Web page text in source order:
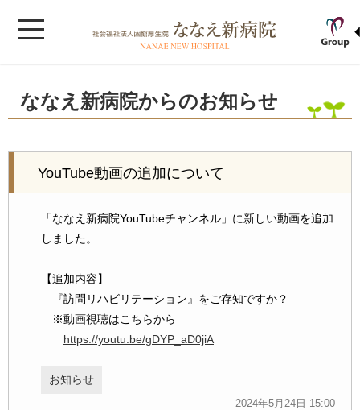
ななえ新病院からのお知らせ
YouTube動画の追加について
「ななえ新病院YouTubeチャンネル」に新しい動画を追加
しました。
【追加内容】
『訪問リハビリテーション』をご存知ですか？
※動画視聴はこちらから
https://youtu.be/gDYP_aD0jiA
お知らせ
2024年5月24日 15:00